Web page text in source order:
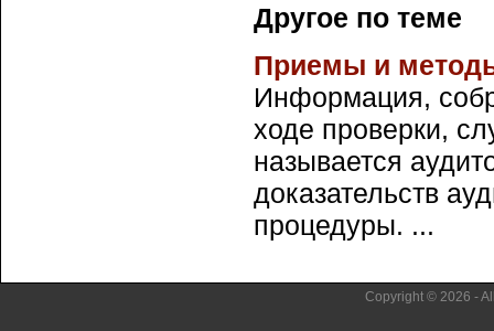
Другое по теме
Приемы и
Информация,
ходе проверки,
называется
доказательств
процедуры. ...
Copyright © 2026 -